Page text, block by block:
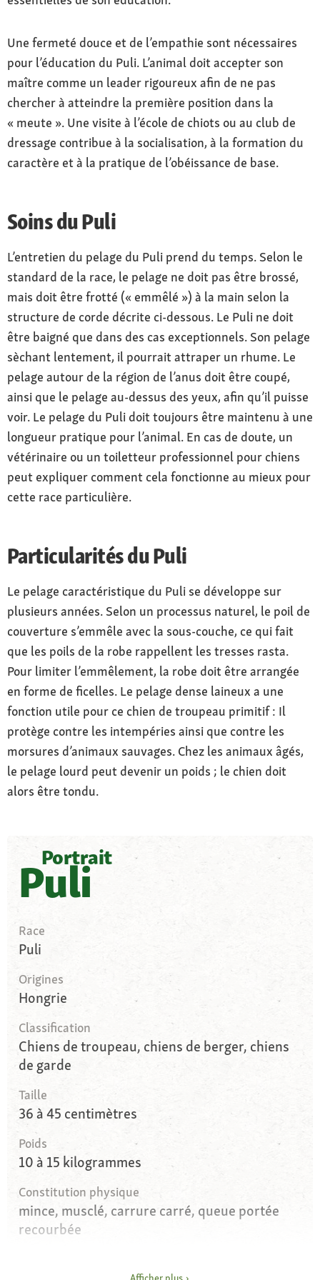
Une fermeté douce et de l’empathie sont nécessaires
pour l’éducation du Puli. L’animal doit accepter son
maître comme un leader rigoureux afin de ne pas
chercher à atteindre la première position dans la
« meute ». Une visite à l’école de chiots ou au club de
dressage contribue à la socialisation, à la formation du
caractère et à la pratique de l’obéissance de base.
Soins du Puli
L’entretien du pelage du Puli prend du temps. Selon le
standard de la race, le pelage ne doit pas être brossé,
mais doit être frotté (« emmêlé ») à la main selon la
structure de corde décrite ci-dessous. Le Puli ne doit
être baigné que dans des cas exceptionnels. Son pelage
sèchant lentement, il pourrait attraper un rhume. Le
pelage autour de la région de l’anus doit être coupé,
ainsi que le pelage au-dessus des yeux, afin qu’il puisse
voir. Le pelage du Puli doit toujours être maintenu à une
longueur pratique pour l’animal. En cas de doute, un
vétérinaire ou un toiletteur professionnel pour chiens
peut expliquer comment cela fonctionne au mieux pour
cette race particulière.
Particularités du Puli
Le pelage caractéristique du Puli se développe sur
plusieurs années. Selon un processus naturel, le poil de
couverture s’emmêle avec la sous-couche, ce qui fait
que les poils de la robe rappellent les tresses rasta.
Pour limiter l’emmêlement, la robe doit être arrangée
en forme de ficelles. Le pelage dense laineux a une
fonction utile pour ce chien de troupeau primitif : Il
protège contre les intempéries ainsi que contre les
morsures d’animaux sauvages. Chez les animaux âgés,
le pelage lourd peut devenir un poids ; le chien doit
alors être tondu.
Portrait
Puli
Race
Puli
Origines
Hongrie
Classification
Chiens de troupeau, chiens de berger, chiens
de garde
Taille
36 à 45 centimètres
Poids
10 à 15 kilogrammes
Constitution physique
mince, musclé, carrure carré, queue portée
recourbée